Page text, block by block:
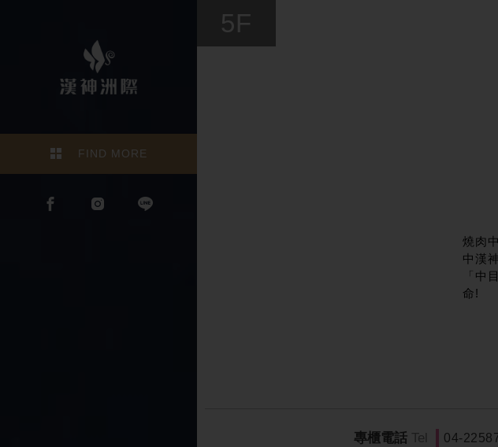
FIND MORE
燒肉
中漢
「中
命!
專櫃電話 Tel 04-
5F